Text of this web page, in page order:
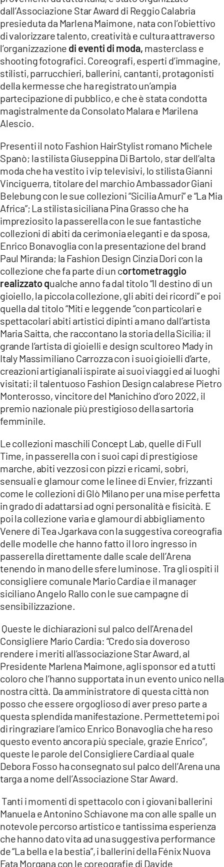
ILREGGINO.IT
COSENZACHANNEL.IT
ILVIBONESE.IT
CATANZAROCHANNEL.IT
LACAPITALENEWS.IT
App
ANDROID
APPLE
dall’Associazione Star Award di Reggio Calabria
presieduta da Marlena Maimone, nata con l’obiettivo
di valorizzare talento, creatività e cultura attraverso
l’organizzazione di eventi di moda, masterclass e
shooting fotografici. Coreografi, esperti d’immagine,
stilisti, parrucchieri, ballerini, cantanti, protagonisti
della kermesse che ha registrato un’ampia
partecipazione di pubblico, e che è stata condotta
magistralmente da Consolato Malara e Marilena
Alescio.
Presenti il noto Fashion HairStylist romano Michele
Spanò; la stilista Giuseppina Di Bartolo, star dell’alta
moda che ha vestito i vip televisivi, lo stilista Gianni
Vinciguerra, titolare del marchio Ambassador Giani
Belebung con le sue collezioni “Sicilia Amuri” e “La Mia
Africa”; La stilista siciliana Pina Grasso che ha
impreziosito la passerella con le sue fantastiche
collezioni di abiti da cerimonia eleganti e da sposa,
Enrico Bonavoglia con la presentazione del brand
Paul Miranda; la Fashion Design Cinzia Dori con la
collezione che fa parte di un cortometraggio
realizzato qualche anno fa dal titolo “Il destino di un
gioiello, la piccola collezione, gli abiti dei ricordi” e poi
quella dal titolo “Miti e leggende “con particolari e
spettacolari abiti artistici dipinti a mano dall’artista
Maria Saitta, che raccontano la storia della Sicilia; il
grande l’artista di gioielli e design scultoreo Mady in
Italy Massimiliano Carrozza con i suoi gioielli d’arte,
creazioni artigianali ispirate ai suoi viaggi ed ai luoghi
visitati; il talentuoso Fashion Design calabrese Pietro
Monterosso, vincitore del Manichino d’oro 2022, il
premio nazionale più prestigioso della sartoria
femminile.
Le collezioni maschili Concept Lab, quelle di Full
Time, in passerella con i suoi capi di prestigiose
marche, abiti vezzosi con pizzi e ricami, sobri,
sensuali e glamour come le linee di Envier, frizzanti
come le collezioni di Glò Milano per una mise perfetta
in grado di adattarsi ad ogni personalità e fisicità. E
poi la collezione varia e glamour di abbigliamento
Venere di Tea Jgarkava con la suggestiva coreografia
delle modelle che hanno fatto il loro ingresso in
passerella direttamente dalle scale dell’Arena
tenendo in mano delle sfere luminose. Tra gli ospiti il
consigliere comunale Mario Cardia e il manager
siciliano Angelo Rallo con le sue campagne di
sensibilizzazione.
Queste le dichiarazioni sul palco dell’Arena del
Consigliere Mario Cardia: “Credo sia doveroso
rendere i meriti all’associazione Star Award, al
Presidente Marlena Maimone, agli sponsor ed a tutti
coloro che l’hanno supportata in un evento unico nella
nostra città. Da amministratore di questa città non
posso che essere orgoglioso di aver preso parte a
questa splendida manifestazione. Permettetemi poi
di ringraziare l’amico Enrico Bonavoglia che ha reso
questo evento ancora più speciale, grazie Enrico”,
queste le parole del Consigliere Cardia al quale
Debora Fosso ha consegnato sul palco dell’Arena una
targa a nome dell’Associazione Star Award.
Tanti i momenti di spettacolo con i giovani ballerini
Manuela e Antonino Schiavone ma con alle spalle un
notevole percorso artistico e tantissima esperienza
che hanno dato vita ad una suggestiva performance
de “La bella e la bestia”, i ballerini della Fénix Nuova
Fata Morgana con le coreografie di Davide